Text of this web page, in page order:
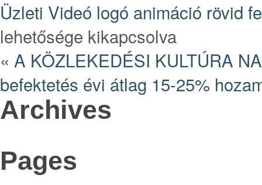
Üzleti Videó logó animáció rövid
lehetősége kikapcsolva
« A KÖZLEKEDÉSI KULTÚRA
befektetés évi átlag 15-25%
Archives
Pages